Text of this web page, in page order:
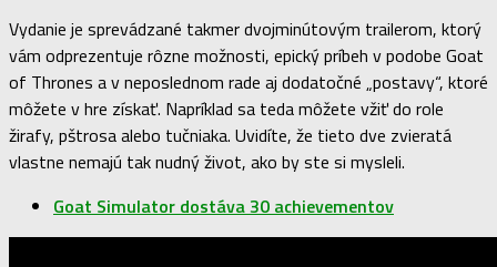
Vydanie je sprevádzané takmer dvojminútovým trailerom, ktorý
vám odprezentuje rôzne možnosti, epický príbeh v podobe Goat
of Thrones a v neposlednom rade aj dodatočné „postavy“, ktoré
môžete v hre získať. Napríklad sa teda môžete vžiť do role
žirafy, pštrosa alebo tučniaka. Uvidíte, že tieto dve zvieratá
vlastne nemajú tak nudný život, ako by ste si mysleli.
Goat Simulator dostáva 30 achievementov